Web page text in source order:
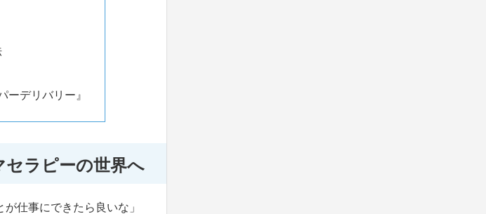
ーデリバリー』
セラピーの世界へ
仕事にできたら良いな」